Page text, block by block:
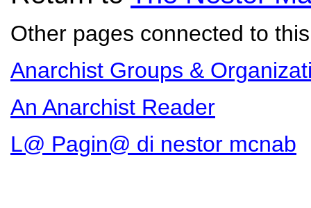
Other pages connected to
Anarchist Groups &
An Anarchist Reader
L@ Pagin@ di nestor mcnab